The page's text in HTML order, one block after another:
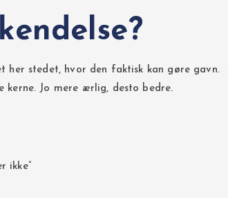
her stedet, hvor den faktisk kan gøre gavn.
kerne. Jo mere ærlig, desto bedre.
ikke”